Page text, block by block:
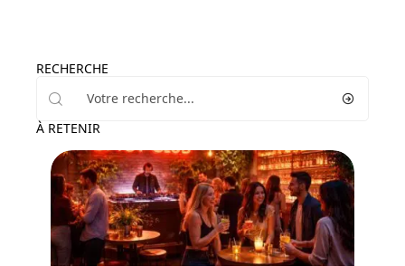
RECHERCHE
À RETENIR
Loisirs